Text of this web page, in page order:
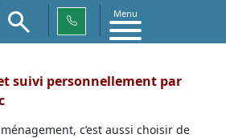
Menu
suivi personnellement par
c’est aussi choisir de